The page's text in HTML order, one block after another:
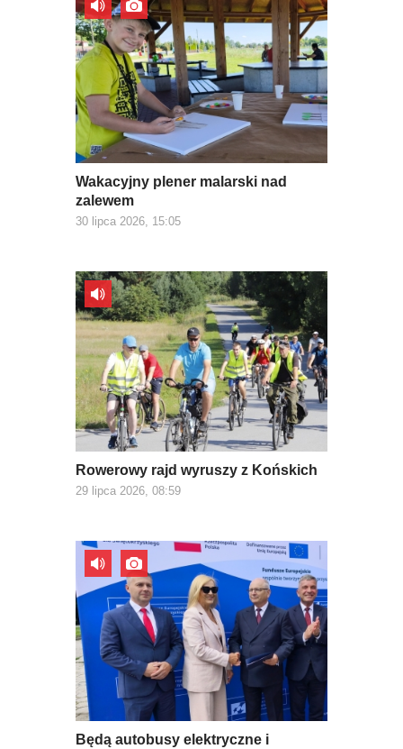
Wakacyjny plener malarski nad
zalewem
30 lipca 2026, 15:05
Rowerowy rajd wyruszy z Końskich
29 lipca 2026, 08:59
Będą autobusy elektryczne i